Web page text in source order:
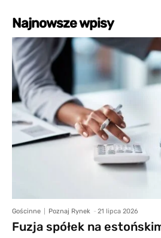
Najnowsze wpisy
Gościnne Poznaj Rynek - 21 lipca 2026
Fuzja spółek na